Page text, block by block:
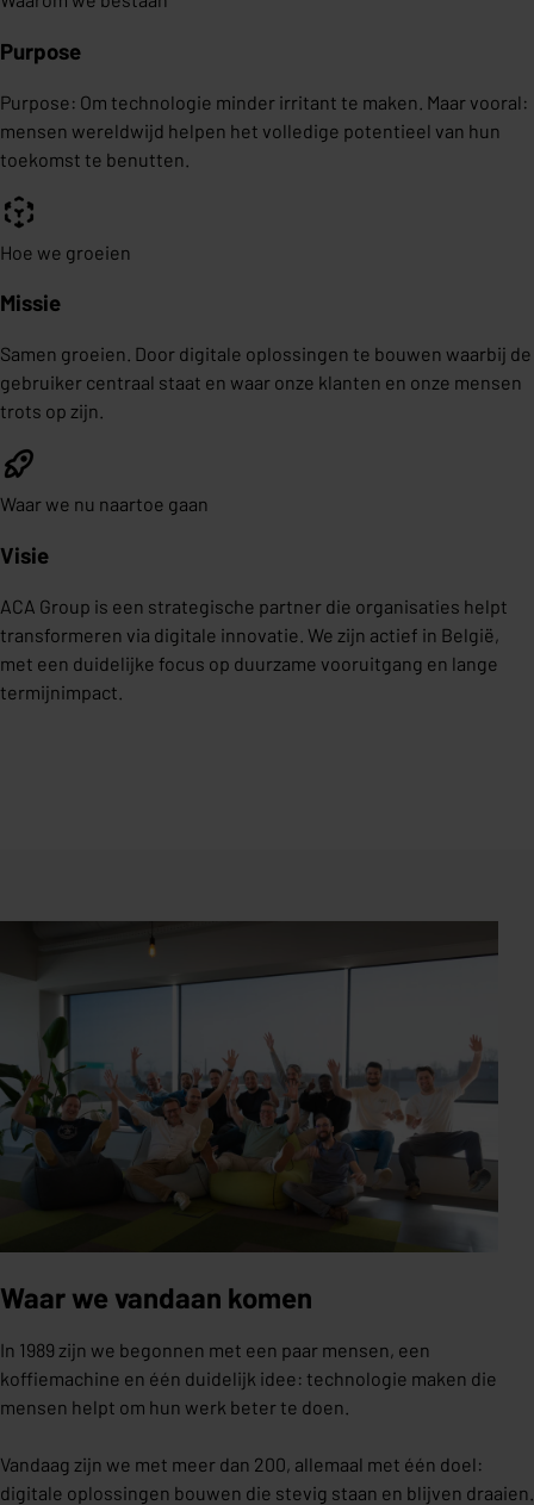
Purpose
Purpose: Om technologie minder irritant te maken. Maar vooral:
mensen wereldwijd helpen het volledige potentieel van hun
toekomst te benutten.
Hoe we groeien
Missie
Samen groeien. Door digitale oplossingen te bouwen waarbij de
gebruiker centraal staat en waar onze klanten en onze mensen
trots op zijn.
Waar we nu naartoe gaan
Visie
ACA Group is een strategische partner die organisaties helpt
transformeren via digitale innovatie. We zijn actief in België,
met een duidelijke focus op duurzame vooruitgang en lange
termijnimpact.
Waar we vandaan komen
In 1989 zijn we begonnen met een paar mensen, een
koffiemachine en één duidelijk idee: technologie maken die
mensen helpt om hun werk beter te doen.
Vandaag zijn we met meer dan 200, allemaal met één doel:
digitale oplossingen bouwen die stevig staan en blijven draaien.